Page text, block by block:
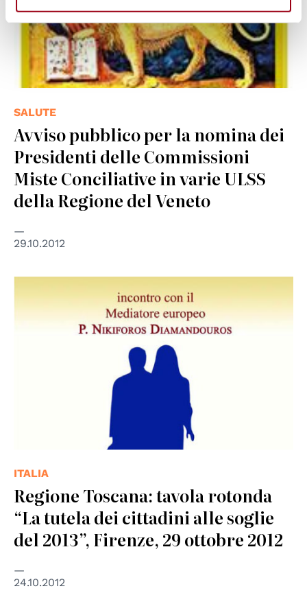
SALUTE
Avviso pubblico per la nomina dei
Presidenti delle Commissioni
Miste Conciliative in varie ULSS
della Regione del Veneto
29.10.2012
ITALIA
Regione Toscana: tavola rotonda
“La tutela dei cittadini alle soglie
del 2013”, Firenze, 29 ottobre 2012
24.10.2012